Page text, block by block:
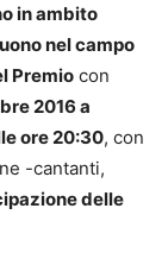
in ambito
nel campo
Premio con
2016 a
ore 20:30, con
-cantanti,
delle